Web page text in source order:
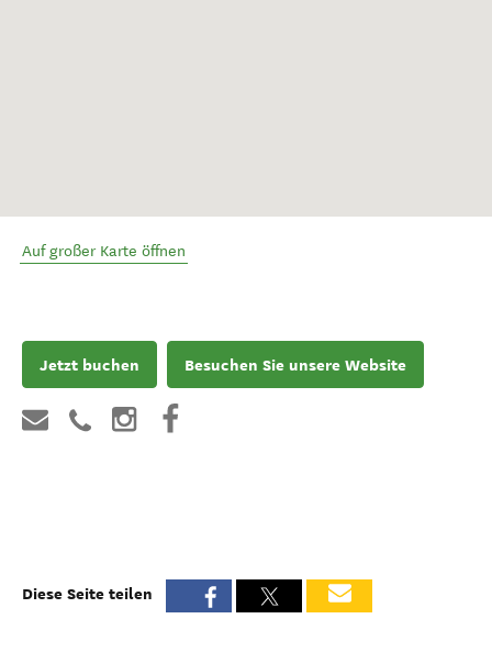
Auf großer Karte öffnen
Jetzt buchen Besuchen Sie unsere Website
Diese Seite teilen